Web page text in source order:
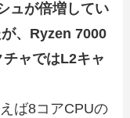
ュが倍増してい
、 Ryzen 7000
ャではL2キャ
ば8コアCPUの